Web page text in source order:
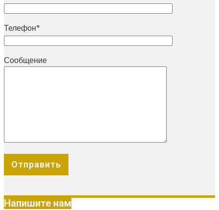
Телефон*
Сообщение
Напишите нам